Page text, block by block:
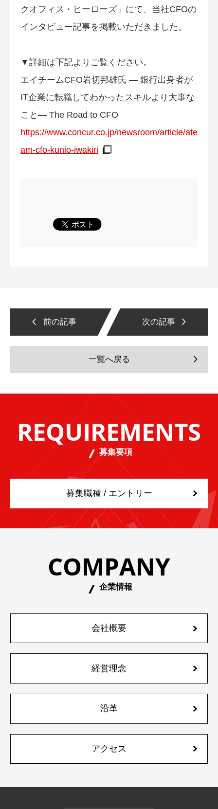
クオフィス・ヒーローズ」にて、当社CFOの
インタビュー記事を掲載いただきました。
▼詳細は下記よりご覧ください。
エイチームCFO岩切邦雄氏 ― 銀行出身者が
IT企業に転職してわかったスキルより大事な
こと― The Road to CFO
https://www.concur.co.jp/newsroom/article/ate
am-cfo-kunio-iwakiri
前の記事 次の記事
一覧へ戻る
REQUIREMENTS
募集要項
募集職種 / エントリー
COMPANY
企業情報
会社概要
経営理念
沿革
アクセス